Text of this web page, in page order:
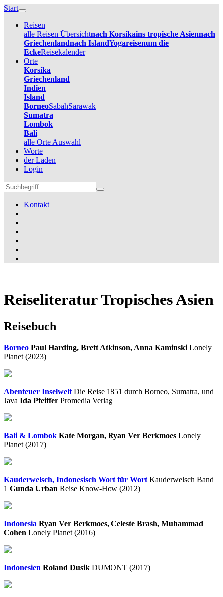
Start
Reisen
alle Reisen Übersichtnach Korsikains tropische Asiennach
Griechenlandnach IslandYogareisenum die
EckeReisekalender
Orte
Korsika
Griechenland
Indien
Island
BorneoSabahSarawak
Sumatra
Lombok
Bali
alle Orte Auswahl
Worte
der Laden
Login
Kontakt
Reiseliteratur Tropisches Asien
Reisebuch
Borneo Paul Harding, Brett Atkinson, Anna Kaminski Lonely
Planet (2023)
Abenteuer Inselwelt Die Reise 1851 durch Borneo, Sumatra, und
Java Ida Pfeiffer Promedia Verlag
Bali & Lombok Kate Morgan, Ryan Ver Berkmoes Lonely
Planet (2017)
Kauderwelsch, Indonesisch Wort für Wort Kauderwelsch Band
1 Gunda Urban Reise Know-How (2012)
Indonesia Ryan Ver Berkmoes, Celeste Brash, Muhammad
Cohen Lonely Planet (2016)
Indonesien Roland Dusik DUMONT (2017)